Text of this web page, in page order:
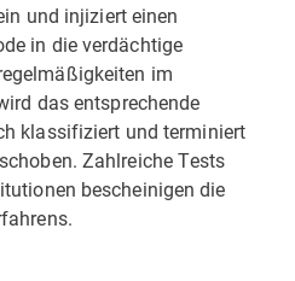
und injiziert einen
in die verdächtige
im
das entsprechende
klassifiziert und terminiert
Zahlreiche Tests
bescheinigen die